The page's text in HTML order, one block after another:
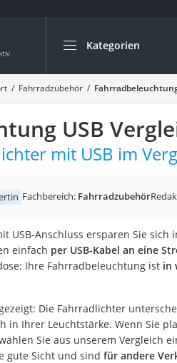
Kategorien
Die beliebtesten
Freizeit & Sport
Gartentrampolin
Trampolin
Metalldetektor
Trampolin 366 cm
Aluminium-Koffer
Futterboot
E-Bike-Dreirad
Trekkingschuhe Herren
Reisetasche mit Rollen
Fahrradzubehör
USB
mit USB im
Fachbereich: Fahrradzubehör
USB-Anschluss ersparen Sie sich
einfach per USB-Kabel an eine
Ihre Fahrradbeleuchtung ist in
Die Fahrradlichter
in Ihrer Leuchtstärke. Wenn Sie
Sie aus unserem Vergleich
gute Sicht und sind für andere